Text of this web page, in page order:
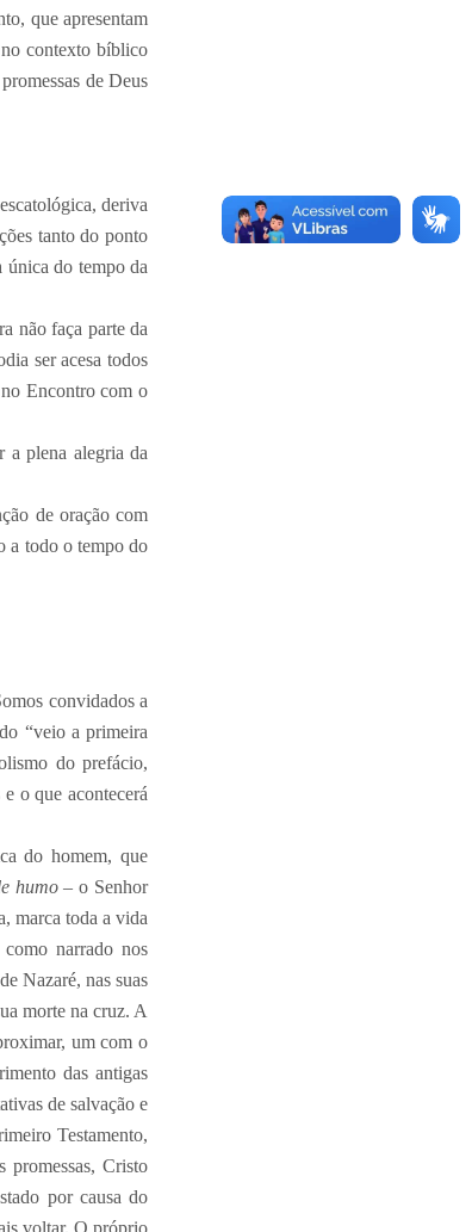
que apresentam
no contexto bíblico
de Deus
deriva
tanto do ponto
única do tempo da
não faça parte da
ser acesa todos
Encontro com o
a plena alegria da
de oração com
a todo o tempo do
convidados a
“veio a primeira
do prefácio,
o que acontecerá
do homem, que
humo– o Senhor
marca toda a vida
narrado nos
Nazaré, nas suas
morte na cruz. A
um com o
das antigas
de salvação e
Testamento,
promessas, Cristo
por causa do